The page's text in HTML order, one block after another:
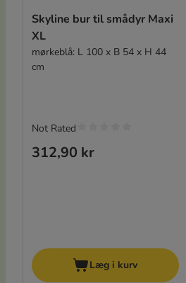
Skyline bur til smådyr Maxi
XL
mørkeblå: L 100 x B 54 x H 44
cm
312,90 kr
Not Rated
Læg i kurv